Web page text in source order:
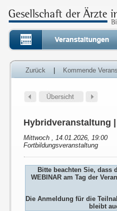
Zurück Kommende
Hybridveranstaltung
Mittwoch , 14.01.2026, 19:00
Fortbildungsveranstaltung
Bitte beachten Sie, dass
WEBINAR am Tag der
Die Anmeldung für die
bleibt